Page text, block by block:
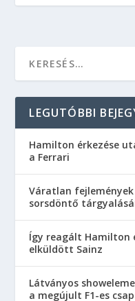
LEGUTÓBBI
Hamilton érkezése
a Ferrari
Váratlan
sorsdöntő
Így reagált Hamilton
elküldött Sainz
Látványos
a megújult F1-es